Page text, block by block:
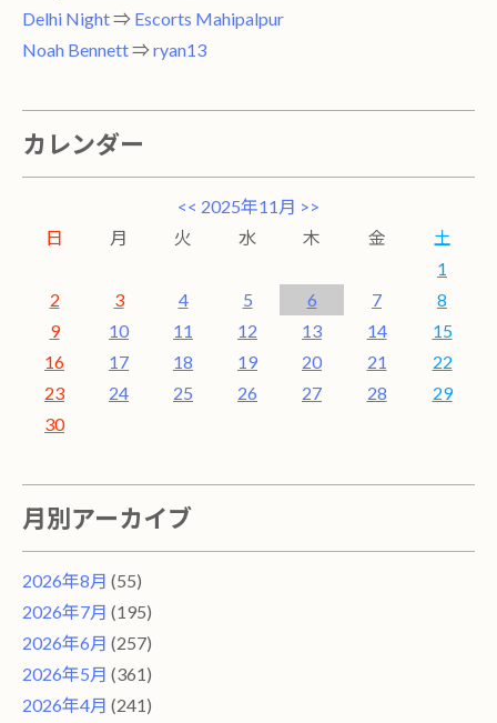
Delhi Night⇒ Escorts Mahipalpur
Noah Bennett⇒ ryan13
カレンダー
<< 2025年11月 >>
日
月 火 水 木 金
土
1
2
3 4 5 6 7
8
9
10 11 12 13 14
15
16
17 18 19 20 21
22
23
24 25 26 27 28
29
30
月別アーカイブ
2026年8月 (55)
2026年7月 (195)
2026年6月 (257)
2026年5月 (361)
2026年4月 (241)